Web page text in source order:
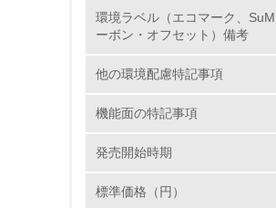
21.
<L1> 「生
環境ラベル（エコマーク、
ーボン・オフセット）備考
他の環境配慮特記事項
機能面の特記事項
発売開始時期
標準価格（円）